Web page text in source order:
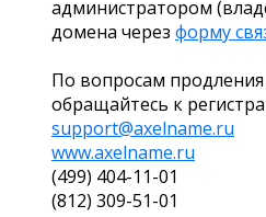
администратором
домена через форму
По вопросам
обращайтесь к
support@axelname.ru
www.axelname.ru
(499) 404-11-01
(812) 309-51-01